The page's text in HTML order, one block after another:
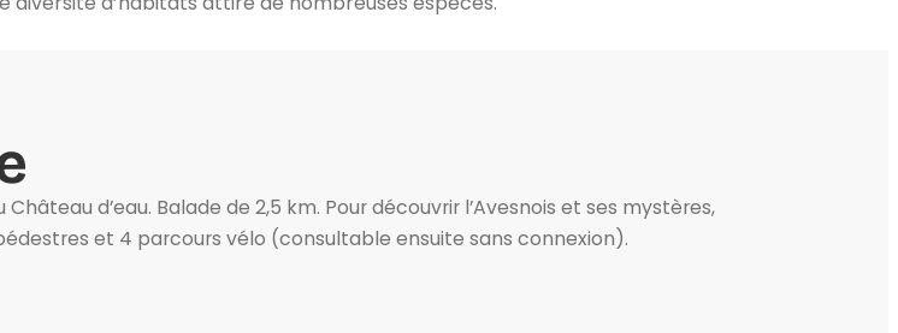
d’eau. Balade de 2,5 km. Pour découvrir l’Avesnois et ses mystères,
et 4 parcours vélo (consultable ensuite sans connexion).